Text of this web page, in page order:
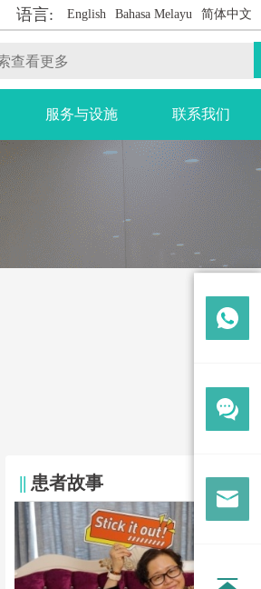
语言: English Bahasa Melayu 简体中文
服务与设施 联系我们
|| 患者故事